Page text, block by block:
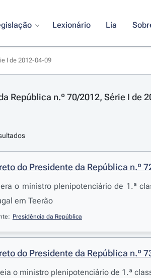
Lexionário Lia
I de 2012-04-09
República n.º 70/2012, Série I de
do Presidente da República n.º
o ministro plenipotenciário de 1.ª
em Teerão
Presidência da República
do Presidente da República n.º
o ministro plenipotenciário de 1.ª